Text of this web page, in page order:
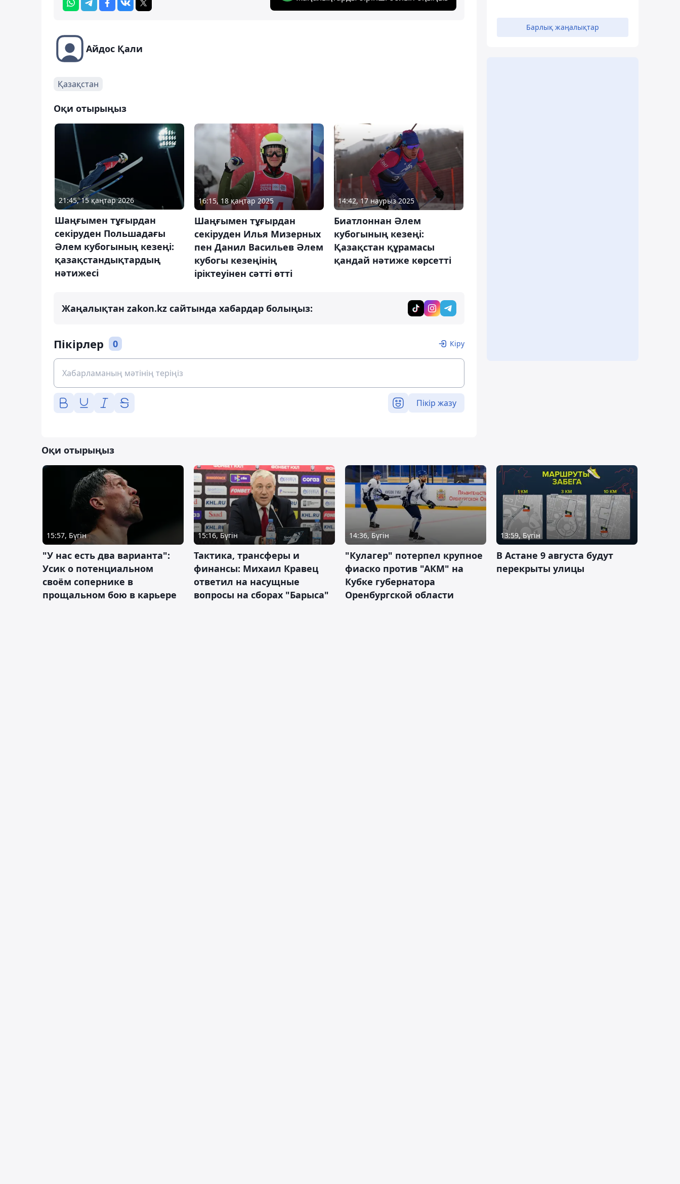
Айдос Қали
Қазақстан
Оқи отырыңыз
21:45, 15 қаңтар 2026
Шаңғымен тұғырдан
секіруден Польшадағы
Әлем кубогының кезеңі:
қазақстандықтардың
нәтижесі
16:15, 18 қаңтар 2025
Шаңғымен тұғырдан
секіруден Илья Мизерных
пен Данил Васильев Әлем
кубогы кезеңінің
іріктеуінен сәтті өтті
14:42, 17 наурыз 2025
Биатлоннан Әлем
кубогының кезеңі:
Қазақстан құрамасы
қандай нәтиже көрсетті
Жаңалықтан zakon.kz сайтында хабардар болыңыз:
Пікірлер 0 Кіру
Пікір жазу
Барлық жаңалықтар
Оқи отырыңыз
15:57, Бүгін
"У нас есть два варианта":
Усик о потенциальном
своём сопернике в
прощальном бою в карьере
15:16, Бүгін
Тактика, трансферы и
финансы: Михаил Кравец
ответил на насущные
вопросы на сборах "Барыса"
14:36, Бүгін
"Кулагер" потерпел крупное
фиаско против "АКМ" на
Кубке губернатора
Оренбургской области
13:59, Бүгін
В Астане 9 августа будут
перекрыты улицы